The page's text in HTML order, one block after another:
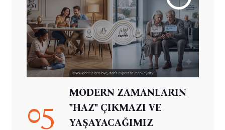
05
MODERN ZAMANLARIN
"HAZ" ÇIKMAZI VE
YAŞAYACAĞIMIZ